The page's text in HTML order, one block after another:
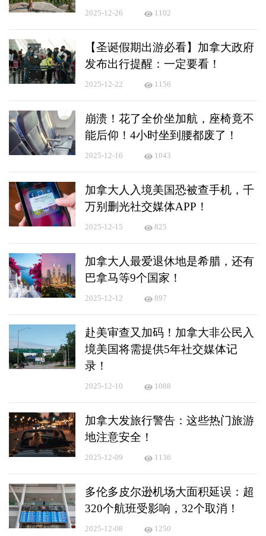
2025-12-26 1102
【圣诞假期出游必看】加拿大政府
发布出行提醒：一定要看！
2025-12-22 1156
崩溃！花了全价坐加航，座椅竟不
能后仰！4小时坐到腰都废了！
2025-12-16 1043
加拿大人入境美国恐被查手机，千
万别删光社交媒体APP！
2025-12-15 825
加拿大人最爱退休地是希腊，还有
巴拿马等9个国家！
2025-12-12 897
赴美审查又加码！加拿大非公民入
境美国将需提供5年社交媒体记
录！
2025-12-10 1088
加拿大发旅行警告：这些热门旅游
地注意安全！
2025-12-09 1136
多伦多皮尔逊机场大面积延误：超
320个航班受影响，32个取消！
2025-12-08 1250